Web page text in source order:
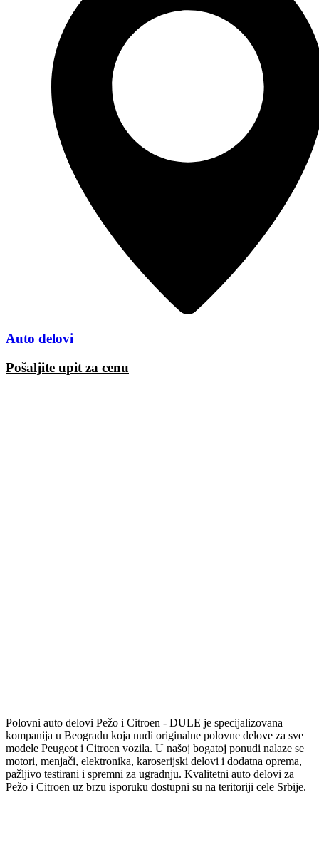
Auto delovi
Pošaljite upit za cenu
Polovni auto delovi Pežo i Citroen - DULE je specijalizovana
kompanija u Beogradu koja nudi originalne polovne delove za sve
modele Peugeot i Citroen vozila. U našoj bogatoj ponudi nalaze se
motori, menjači, elektronika, karoserijski delovi i dodatna oprema,
pažljivo testirani i spremni za ugradnju. Kvalitetni auto delovi za
Pežo i Citroen uz brzu isporuku dostupni su na teritoriji cele Srbije.